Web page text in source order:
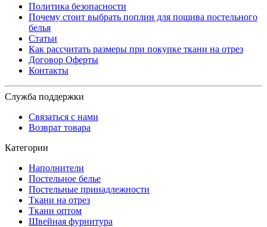
Политика безопасности
Почему стоит выбрать поплин для пошива постельного
белья
Статьи
Как рассчитать размеры при покупке ткани на отрез
Договор Оферты
Контакты
Служба поддержки
Связаться с нами
Возврат товара
Категории
Наполнители
Постельное белье
Постельные принадлежности
Ткани на отрез
Ткани оптом
Швейная фурнитура